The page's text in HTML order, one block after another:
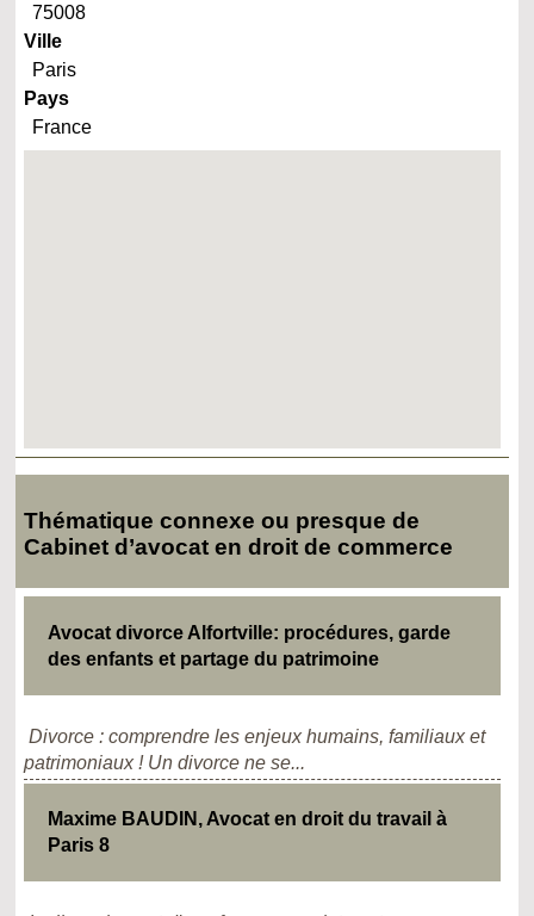
75008
Ville
Paris
Pays
France
Thématique connexe ou presque de
Cabinet d’avocat en droit de commerce
Avocat divorce Alfortville: procédures, garde
des enfants et partage du patrimoine
Divorce : comprendre les enjeux humains, familiaux et
patrimoniaux ! Un divorce ne se...
Maxime BAUDIN, Avocat en droit du travail à
Paris 8